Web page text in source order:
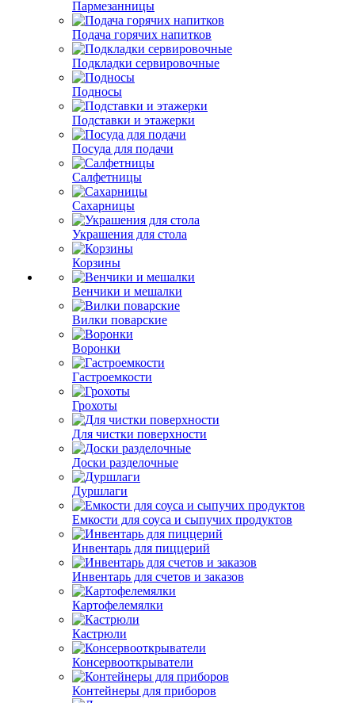
Пармезанницы
Подача горячих напитков
Подкладки сервировочные
Подносы
Подставки и этажерки
Посуда для подачи
Салфетницы
Сахарницы
Украшения для стола
Корзины
Венчики и мешалки
Вилки поварские
Воронки
Гастроемкости
Грохоты
Для чистки поверхности
Доски разделочные
Дуршлаги
Емкости для соуса и сыпучих продуктов
Инвентарь для пиццерий
Инвентарь для счетов и заказов
Картофелемялки
Кастрюли
Консервооткрыватели
Контейнеры для приборов